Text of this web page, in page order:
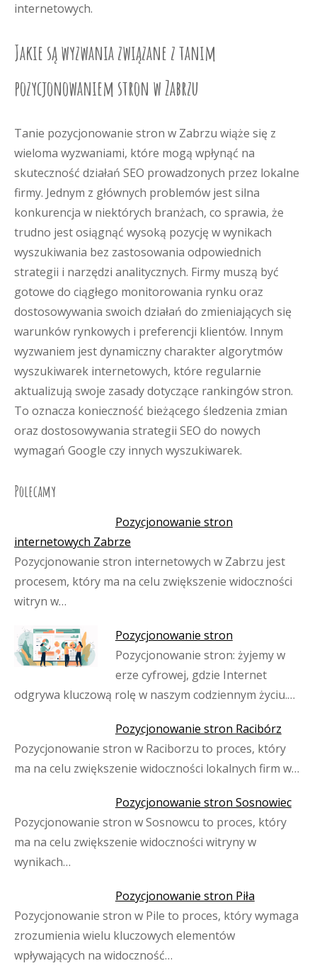
internetowych.
Jakie są wyzwania związane z tanim
pozycjonowaniem stron w Zabrzu
Tanie pozycjonowanie stron w Zabrzu wiąże się z
wieloma wyzwaniami, które mogą wpłynąć na
skuteczność działań SEO prowadzonych przez lokalne
firmy. Jednym z głównych problemów jest silna
konkurencja w niektórych branżach, co sprawia, że
trudno jest osiągnąć wysoką pozycję w wynikach
wyszukiwania bez zastosowania odpowiednich
strategii i narzędzi analitycznych. Firmy muszą być
gotowe do ciągłego monitorowania rynku oraz
dostosowywania swoich działań do zmieniających się
warunków rynkowych i preferencji klientów. Innym
wyzwaniem jest dynamiczny charakter algorytmów
wyszukiwarek internetowych, które regularnie
aktualizują swoje zasady dotyczące rankingów stron.
To oznacza konieczność bieżącego śledzenia zmian
oraz dostosowywania strategii SEO do nowych
wymagań Google czy innych wyszukiwarek.
Polecamy
Pozycjonowanie stron
internetowych Zabrze
Pozycjonowanie stron internetowych w Zabrzu jest
procesem, który ma na celu zwiększenie widoczności
witryn w…
Pozycjonowanie stron
Pozycjonowanie stron: żyjemy w
erze cyfrowej, gdzie Internet
odgrywa kluczową rolę w naszym codziennym życiu.…
Pozycjonowanie stron Racibórz
Pozycjonowanie stron w Raciborzu to proces, który
ma na celu zwiększenie widoczności lokalnych firm w…
Pozycjonowanie stron Sosnowiec
Pozycjonowanie stron w Sosnowcu to proces, który
ma na celu zwiększenie widoczności witryny w
wynikach…
Pozycjonowanie stron Piła
Pozycjonowanie stron w Pile to proces, który wymaga
zrozumienia wielu kluczowych elementów
wpływających na widoczność…